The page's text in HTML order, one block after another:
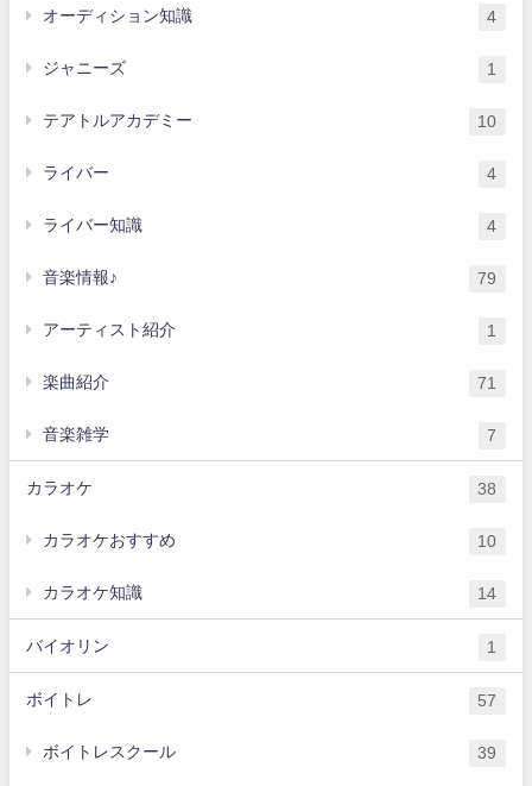
オーディション知識 4
ジャニーズ 1
テアトルアカデミー 10
ライバー 4
ライバー知識 4
音楽情報♪ 79
アーティスト紹介 1
楽曲紹介 71
音楽雑学 7
カラオケ 38
カラオケおすすめ 10
カラオケ知識 14
バイオリン 1
ボイトレ 57
ボイトレスクール 39